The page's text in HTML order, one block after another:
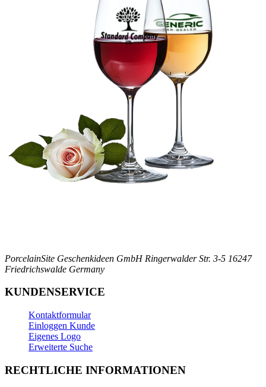
PorcelainSite Geschenkideen GmbH Ringerwalder Str. 3-5 16247
Friedrichswalde Germany
KUNDENSERVICE
Kontaktformular
Einloggen Kunde
Eigenes Logo
Erweiterte Suche
RECHTLICHE INFORMATIONEN